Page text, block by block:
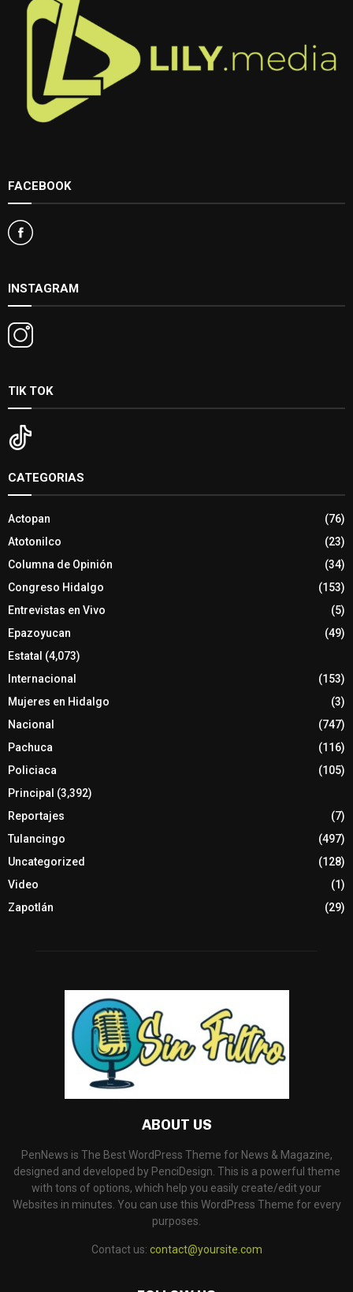
FACEBOOK
INSTAGRAM
TIK TOK
CATEGORIAS
Actopan
(76)
Atotonilco
(23)
Columna de Opinión
(34)
Congreso Hidalgo
(153)
Entrevistas en Vivo
(5)
Epazoyucan
(49)
Estatal (4,073)
Internacional
(153)
Mujeres en Hidalgo
(3)
Nacional
(747)
Pachuca
(116)
Policiaca
(105)
Principal (3,392)
Reportajes
(7)
Tulancingo
(497)
Uncategorized
(128)
Video
(1)
Zapotlán
(29)
ABOUT US
PenNews is The Best WordPress Theme for News & Magazine,
designed and developed by PenciDesign. This is a powerful theme
with tons of options, which help you easily create/edit your
Websites in minutes. You can use this WordPress Theme for every
purposes.
Contact us: contact@yoursite.com